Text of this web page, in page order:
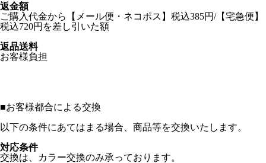
返金額
ご購入代金から【メール便・ネコポス】税込385円/【宅急便】
税込720円を差し引いた額
返品送料
お客様負担
■お客様都合による交換
以下の条件にあてはまる場合、商品等を交換いたします。
対応条件
交換は、カラー交換のみ承っております。